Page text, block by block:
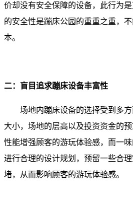
价却没有安全保障的设备，此行为
的安全性是蹦床公园的重重之重，
本。
二：盲目追求蹦床设备丰富性
场地内蹦床设备的选择受到多
大小，场地的层高以及投资资金的
性能增强顾客的游玩体验感，而一
进行合理的设计规划，预留一些合
堵，从而影响顾客的游玩体验感。